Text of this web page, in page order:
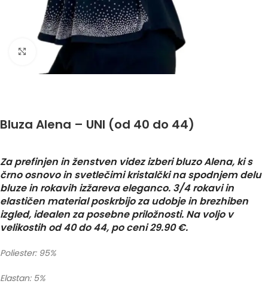
Click to enlarge
Bluza Alena – UNI (od 40 do 44)
Za prefinjen in ženstven videz izberi bluzo Alena, ki s
črno osnovo in svetlečimi kristalčki na spodnjem delu
bluze in rokavih izžareva eleganco. 3/4 rokavi in
elastičen material poskrbijo za udobje in brezhiben
izgled, idealen za posebne priložnosti. Na voljo v
velikostih od 40 do 44, po ceni 29.90 €.
Poliester: 95%
Elastan: 5%